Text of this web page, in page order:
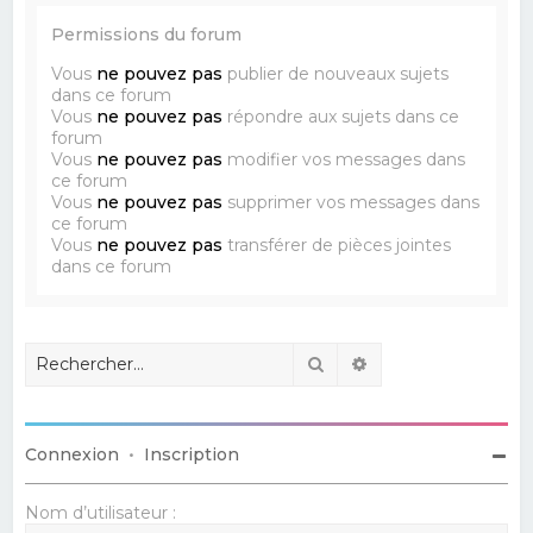
Permissions du forum
Vous ne pouvez pas publier de nouveaux sujets
dans ce forum
Vous ne pouvez pas répondre aux sujets dans ce
forum
Vous ne pouvez pas modifier vos messages dans
ce forum
Vous ne pouvez pas supprimer vos messages dans
ce forum
Vous ne pouvez pas transférer de pièces jointes
dans ce forum
Rechercher
Connexion • Inscription
Nom d’utilisateur :